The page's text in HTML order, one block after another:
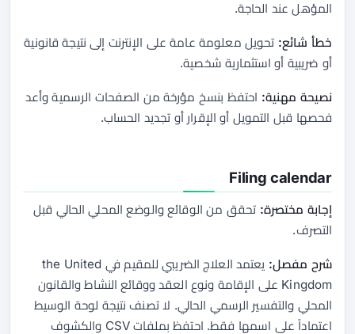
المؤهل عند الحاجة.
خطأ شائع: تحويل معلومة عامة على الإنترنت إلى نتيجة قانونية
أو ضريبية أو استثمارية شخصية.
نصيحة مهنية: احتفظ بنسخ مؤرخة من الصفحات الرسمية وأعد
فحصها قبل التمويل أو الإقرار أو تجديد الحساب.
Filing calendar
إجابة مختصرة: تحقق من الوقائع والوضع المحلي الحالي قبل
التصرف.
شرح مفصل:
يعتمد العلاج الضريبي للمقيم في the United
Kingdom على الإقامة ونوع العقد ووقائع النشاط والقانون
المحلي والتفسير الرسمي الحالي. لا تصنف نتيجة لوحة الوسيط
اعتماداً على اسمها فقط. احتفظ بملفات CSV والكشوف